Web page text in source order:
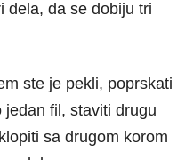
dela, da se dobiju tri
ste je pekli, poprskati
fil, staviti drugu
sa drugom korom